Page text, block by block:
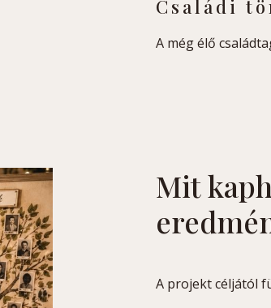
Családi
A még élő
Mit
A projekt céljától